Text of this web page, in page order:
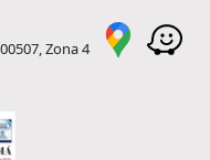
Zona 4